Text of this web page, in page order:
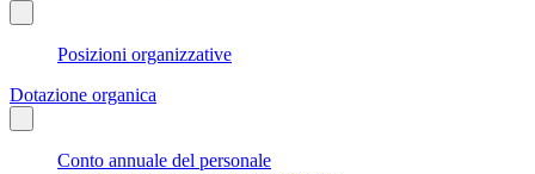
Posizioni organizzative
Dotazione organica
Conto annuale del personale